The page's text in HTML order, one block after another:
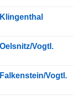
Vogtl.
Vogtl.